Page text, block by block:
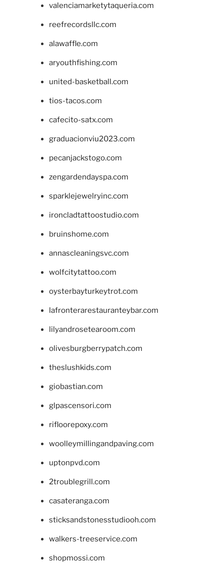
valenciamarketytaqueria.com
reefrecordsllc.com
alawaffle.com
aryouthfishing.com
united-basketball.com
tios-tacos.com
cafecito-satx.com
graduacionviu2023.com
pecanjackstogo.com
zengardendayspa.com
sparklejewelryinc.com
ironcladtattoostudio.com
bruinshome.com
annascleaningsvc.com
wolfcitytattoo.com
oysterbayturkeytrot.com
lafronterarestauranteybar.com
lilyandrosetearoom.com
olivesburgberrypatch.com
theslushkids.com
giobastian.com
glpascensori.com
rifloorepoxy.com
woolleymillingandpaving.com
uptonpvd.com
2troublegrill.com
casateranga.com
sticksandstonesstudiooh.com
walkers-treeservice.com
shopmossi.com